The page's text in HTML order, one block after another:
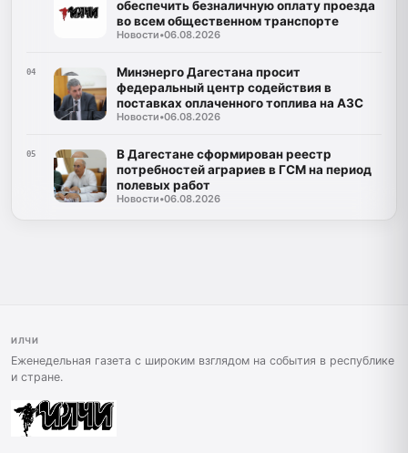
обеспечить безналичную оплату проезда
во всем общественном транспорте
Новости•06.08.2026
04
Минэнерго Дагестана просит
федеральный центр содействия в
поставках оплаченного топлива на АЗС
Новости•06.08.2026
05
В Дагестане сформирован реестр
потребностей аграриев в ГСМ на период
полевых работ
Новости•06.08.2026
ИЛЧИ
Еженедельная газета с широким взглядом на события в республике
и стране.